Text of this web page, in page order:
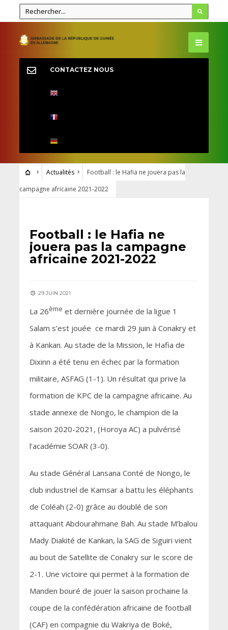
CONTACTEZ NOUS
Actualités
Football : le Hafia ne jouera pas la
campagne africaine 2021-2022
Football : le Hafia ne
jouera pas la campagne
africaine 2021-2022
29 JUIN 2021
La 26ème et dernière journée de la ligue 1
Salam s’est jouée ce mardi 29 juin à Conakry et
à Kankan. Au stade de la Mission, le Hafia de
Dixinn a été tenu en échec par la formation
militaire, ASFAG (1-1). Un résultat qui prive la
formation de KPC de la campagne africaine. Au
stade annexe de Nongo, le champion de la
saison 2020-2021, (Horoya AC) a pulvérisé
l’académie SOAR (3-0).
Au stade Général Lansana Conté de Nongo, le
club industriel de Kamsar a battu les éléphants
de Coléah (2-0) grâce au doublé de son
attaquant Abdourahmane Bah. Au stade M’balou
Mady Diakité de Kankan, la SAG de Siguiri vient
au bout de Satellite de Conakry sur le score de
2-1. Une victoire qui permet à la formation de
Manden bouré de jouer la saison prochaine la
coupe de la confédération africaine de football
(CAF) en compagnie du Wakriya de Boké,